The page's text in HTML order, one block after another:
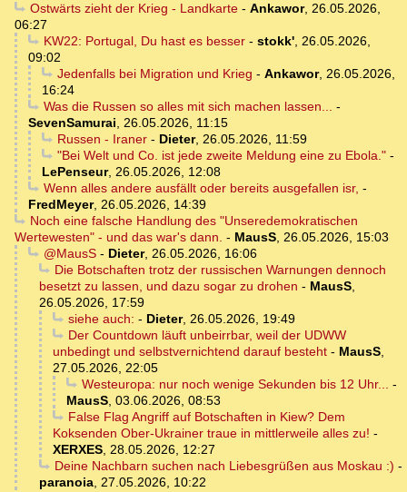
Ostwärts zieht der Krieg - Landkarte- Ankawor, 26.05.2026,
06:27
KW22: Portugal, Du hast es besser- stokk', 26.05.2026,
09:02
Jedenfalls bei Migration und Krieg - Ankawor, 26.05.2026,
16:24
Was die Russen so alles mit sich machen lassen... -
SevenSamurai, 26.05.2026, 11:15
Russen - Iraner- Dieter, 26.05.2026, 11:59
"Bei Welt und Co. ist jede zweite Meldung eine zu Ebola."-
LePenseur, 26.05.2026, 12:08
Wenn alles andere ausfällt oder bereits ausgefallen isr, -
FredMeyer, 26.05.2026, 14:39
Noch eine falsche Handlung des "Unseredemokratischen
Wertewesten" - und das war's dann. - MausS, 26.05.2026, 15:03
@MausS- Dieter, 26.05.2026, 16:06
Die Botschaften trotz der russischen Warnungen dennoch
besetzt zu lassen, und dazu sogar zu drohen - MausS,
26.05.2026, 17:59
siehe auch: - Dieter, 26.05.2026, 19:49
Der Countdown läuft unbeirrbar, weil der UDWW
unbedingt und selbstvernichtend darauf besteht - MausS,
27.05.2026, 22:05
Westeuropa: nur noch wenige Sekunden bis 12 Uhr... -
MausS, 03.06.2026, 08:53
False Flag Angriff auf Botschaften in Kiew? Dem
Koksenden Ober-Ukrainer traue in mittlerweile alles zu! -
XERXES, 28.05.2026, 12:27
Deine Nachbarn suchen nach Liebesgrüßen aus Moskau :) -
paranoia, 27.05.2026, 10:22